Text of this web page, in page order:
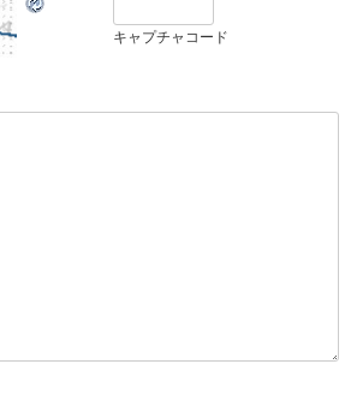
キャプチャコード